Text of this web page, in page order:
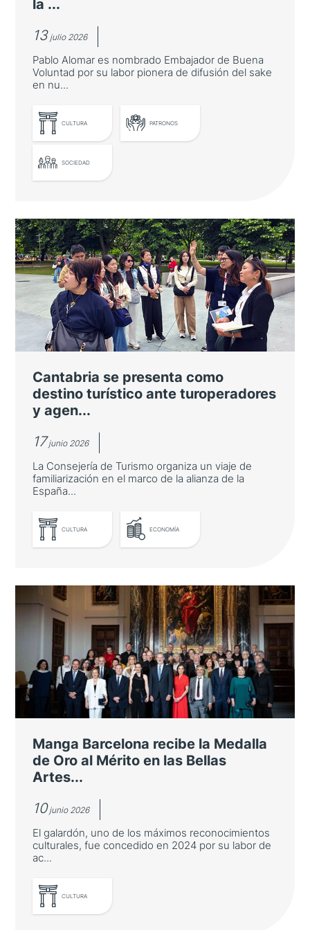
la ...
13 julio 2026
Pablo Alomar es nombrado Embajador de Buena
Voluntad por su labor pionera de difusión del sake
en nu...
CULTURA PATRONOS
SOCIEDAD
El Embajador de Japón entrega un
nuevo diploma por la promoción de
la gastronomía japonesa
Pablo Alomar es nombrado Embajador de
Buena Voluntad por su labor pionera de
difusión del sake en nuestro país
Cantabria se presenta como
destino turístico ante turoperadores
y agen...
17 junio 2026
La Consejería de Turismo organiza un viaje de
familiarización en el marco de la alianza de la
España...
CULTURA ECONOMÍA
Cantabria se presenta como
destino turístico ante
turoperadores y agentes de viaje
japoneses
La Consejería de Turismo organiza un viaje
de familiarización en el marco de la alianza
Iberia
LEER MÁS
Manga Barcelona recibe la Medalla
de Oro al Mérito en las Bellas
Artes...
10junio 2026
El galardón, uno de los máximos reconocimientos
culturales, fue concedido en 2024 por su labor de
ac...
CULTURA